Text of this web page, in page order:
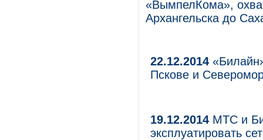
«ВымпелКома»,
Архангельска до
22.12.2014
Пскове и
19.12.2014 МТС и
эксплуатировать